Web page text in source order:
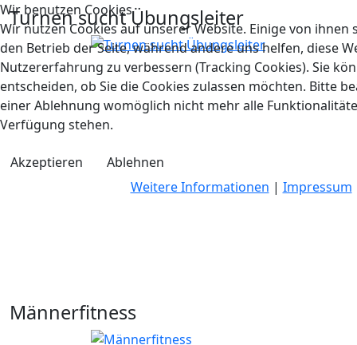
Turnen sucht Übungsleiter
Männerfitness
Wir benutzen Cookies
Wir nutzen Cookies auf unserer Website. Einige von ihnen
den Betrieb der Seite, während andere uns helfen, diese
Nutzererfahrung zu verbessern (Tracking Cookies). Sie
entscheiden, ob Sie die Cookies zulassen möchten. Bitte
einer Ablehnung womöglich nicht mehr alle
Verfügung stehen.
Akzeptieren
Ablehnen
Weitere Informationen | Impressum